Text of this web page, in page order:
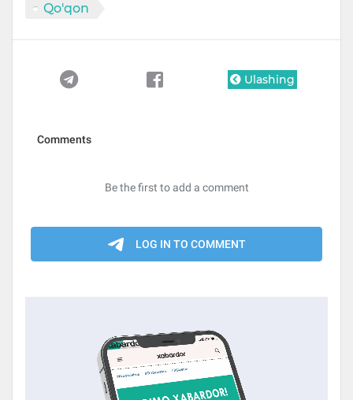
Qo'qon
Ulashing